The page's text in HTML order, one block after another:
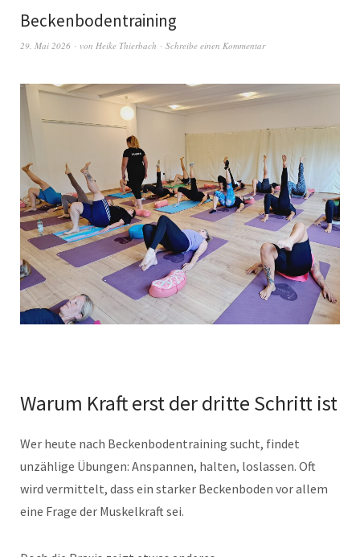
Beckenbodentraining
29. Mai 2026 von Heike Thierbach Schreibe einen Kommentar
Warum Kraft erst der dritte Schritt ist
Wer heute nach Beckenbodentraining sucht, findet
unzählige Übungen: Anspannen, halten, loslassen. Oft
wird vermittelt, dass ein starker Beckenboden vor allem
eine Frage der Muskelkraft sei.